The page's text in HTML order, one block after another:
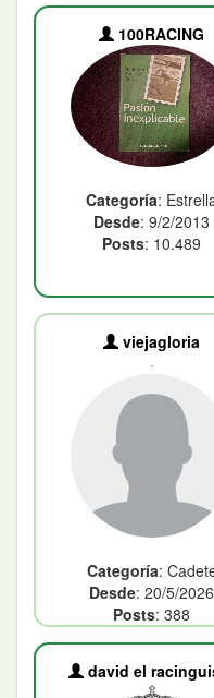
100RACING
Categoría:
Desde: 9/2/2013
Posts: 10.489
viejagloria
-
Categoría:
Desde: 20/5/2026
Posts: 388
david el